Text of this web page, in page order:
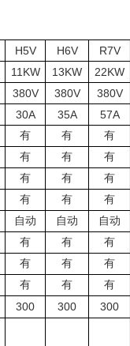
H5V H6V R7V
11KW 13KW 22KW
380V 380V 380V
30A 35A 57A
有 有 有
有 有 有
有 有 有
有 有 有
自动 自动 自动
有 有 有
有 有 有
有 有 有
300 300 300